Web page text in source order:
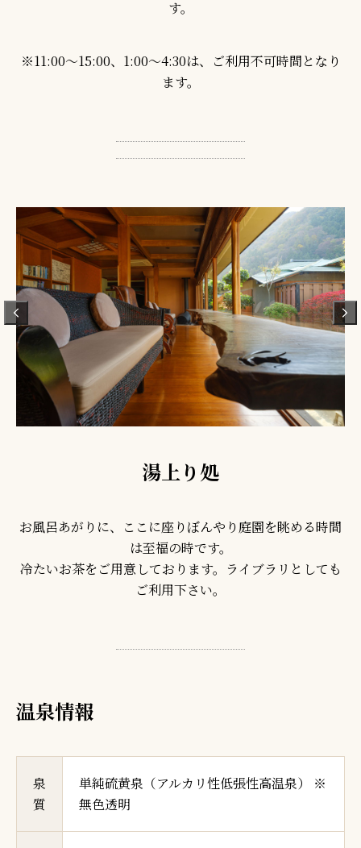
す。
※11:00～15:00、1:00～4:30は、ご利用不可時間となり
ます。
湯上り処
お風呂あがりに、ここに座りぼんやり庭園を眺める時間
は至福の時です。
冷たいお茶をご用意しております。ライブラリとしても
ご利用下さい。
温泉情報
泉
質
単純硫黄泉（アルカリ性低張性高温泉） ※
無色透明